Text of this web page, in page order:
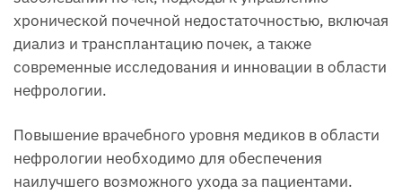
хронической почечной недостаточностью, включая
диализ и трансплантацию почек, а также
современные исследования и инновации в области
нефрологии.
Повышение врачебного уровня медиков в области
нефрологии необходимо для обеспечения
наилучшего возможного ухода за пациентами.